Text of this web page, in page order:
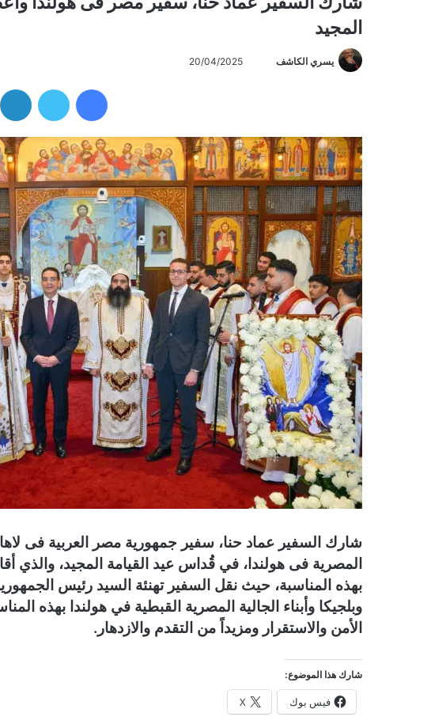
المجيد
يسري الكاشف
ب
ر
ي
ل
ك
ت
ر
و
ن
ي
ا
20/04/2025
شارك السفير عماد حنا، سفير جمهورية مصر العربية فى
المصرية فى هولندا، في قُداس عيد القيامة المجيد، والذي
بهذه المناسبة، حيث نقل السفير تهنئة السيد رئيس
وبلجيكا وأبناء الجالية المصرية القبطية في هولندا بهذه
الأمن والاستقرار ومزيداً من التقدم والازدهار.
شارك هذا الموضوع:
فيس بوك X